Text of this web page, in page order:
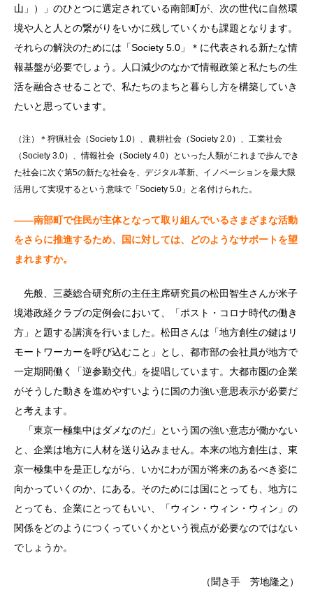
山」）」のひとつに選定されている南部町が、次の世代に自然環
境や人と人との繋がりをいかに残していくかも課題となります。
それらの解決のためには「Society 5.0」＊に代表される新たな情
報基盤が必要でしょう。人口減少のなかで情報政策と私たちの生
活を融合させることで、私たちのまちと暮らし方を構築していき
たいと思っています。
（注）＊狩猟社会（Society 1.0）、農耕社会（Society 2.0）、工業社会
（Society 3.0）、情報社会（Society 4.0）といった人類がこれまで歩んでき
た社会に次ぐ第5の新たな社会を、デジタル革新、イノベーションを最大限
活用して実現するという意味で「Society 5.0」と名付けられた。
――南部町で住民が主体となって取り組んでいるさまざまな活動
をさらに推進するため、国に対しては、どのようなサポートを望
まれますか。
先般、三菱総合研究所の主任主席研究員の松田智生さんが米子
境港政経クラブの定例会において、「ポスト・コロナ時代の働き
方」と題する講演を行いました。松田さんは「地方創生の鍵はリ
モートワーカーを呼び込むこと」とし、都市部の会社員が地方で
一定期間働く「逆参勤交代」を提唱しています。大都市圏の企業
がそうした動きを進めやすいように国の力強い意思表示が必要だ
と考えます。
「東京一極集中はダメなのだ」という国の強い意志が働かない
と、企業は地方に人材を送り込みません。本来の地方創生は、東
京一極集中を是正しながら、いかにわが国が将来のあるべき姿に
向かっていくのか、にある。そのためには国にとっても、地方に
とっても、企業にとってもいい、「ウィン・ウィン・ウィン」の
関係をどのようにつくっていくかという視点が必要なのではない
でしょうか。
（聞き手 芳地隆之）